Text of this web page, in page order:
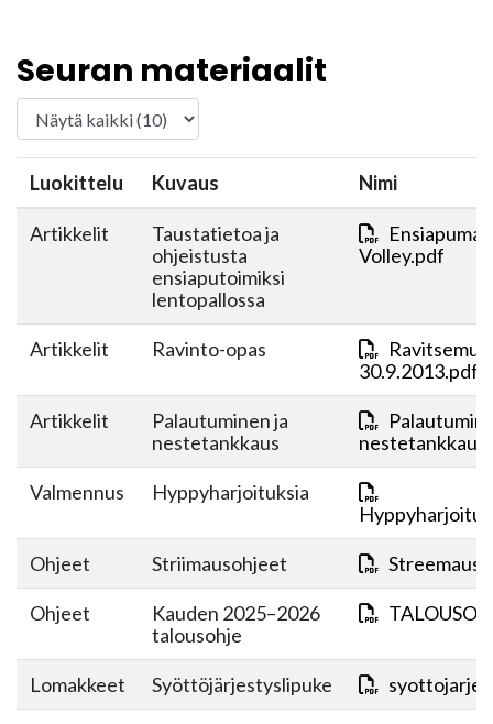
Seuran materiaalit
Luokittelu Kuvaus Nimi
Artikkelit
Taustatietoa ja
ohjeistusta
ensiaputoimiksi
lentopallossa
Volley.pdf
Artikkelit Ravinto-opas
30.9.2013.pdf
Artikkelit
Palautuminen ja
nestetankkaus
Valmennus
Hyppyharjoituksia
Ohjeet Striimausohjeet
Ohjeet
Kauden 2025–2026
talousohje
Lomakkeet Syöttöjärjestyslipuke